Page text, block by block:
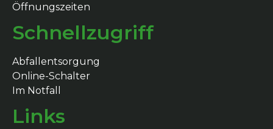
Öffnungszeiten
Schnellzugriff
Abfallentsorgung
Online-Schalter
Im Notfall
Links